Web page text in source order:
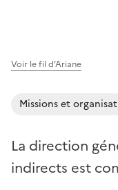
Voir le fil d’Ariane
Missions et
La direction
indirects est